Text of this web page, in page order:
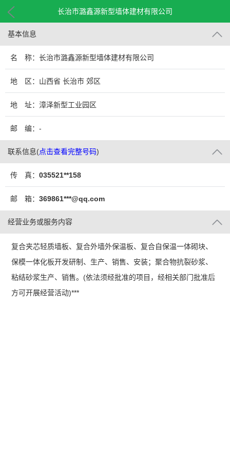
长治市潞鑫源新型墙体建材有限公司
基本信息
名 称：长治市潞鑫源新型墙体建材有限公司
地 区：山西省 长治市 郊区
地 址：漳泽新型工业园区
邮 编：-
联系信息(点击查看完整号码)
传 真： 035521**158
邮 箱： 369861***@qq.com
经营业务或服务内容
复合夹芯轻质墙板、复合外墙外保温板、复合自保温一体砌块、
保模一体化板开发研制、生产、销售、安装；聚合物抗裂砂浆、
粘结砂浆生产、销售。(依法须经批准的项目，经相关部门批准后
方可开展经营活动)***